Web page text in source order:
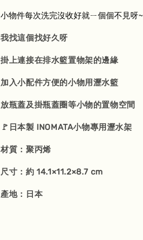
小物件每次洗完沒收好就ㄧ個個不見呀
我找這個找好久呀
掛上連接在排水籃置物架的邊緣
加入小配件方便的小物用瀝水籃
放瓶蓋及掛瓶蓋圈等小物的置物空間
🚩日本製 INOMATA小物專用瀝水架
材質：聚丙烯
尺寸：約 14.1×11.2×8.7 cm
產地：日本